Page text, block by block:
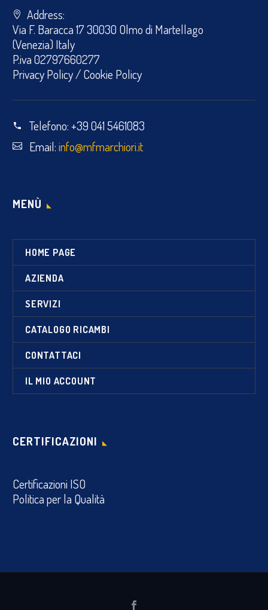
Address:
Via F. Baracca 17 30030 Olmo di Martellago
(Venezia) Italy
P.iva 02797660277
Privacy Policy/Cookie Policy
Telefono:+39 041 5461083
Email:info@mfmarchiori.it
MENÙ
HOME PAGE
AZIENDA
SERVIZI
CATALOGO RICAMBI
CONTATTACI
IL MIO ACCOUNT
CERTIFICAZIONI
Certificazioni ISO
Politica per la Qualità